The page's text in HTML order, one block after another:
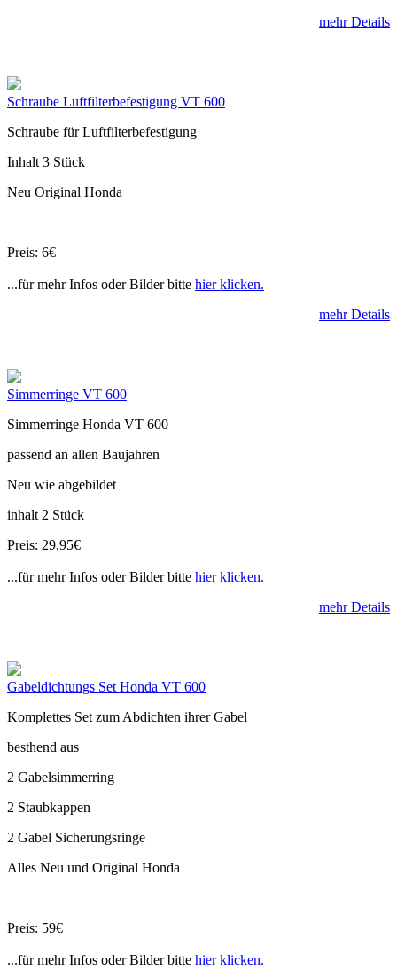
mehr Details
Schraube Luftfilterbefestigung VT 600
Schraube für Luftfilterbefestigung
Inhalt 3 Stück
Neu Original Honda
Preis: 6€
...für mehr Infos oder Bilder bitte hier klicken.
mehr Details
Simmerringe VT 600
Simmerringe Honda VT 600
passend an allen Baujahren
Neu wie abgebildet
inhalt 2 Stück
Preis: 29,95€
...für mehr Infos oder Bilder bitte hier klicken.
mehr Details
Gabeldichtungs Set Honda VT 600
Komplettes Set zum Abdichten ihrer Gabel
besthend aus
2 Gabelsimmerring
2 Staubkappen
2 Gabel Sicherungsringe
Alles Neu und Original Honda
Preis: 59€
...für mehr Infos oder Bilder bitte hier klicken.